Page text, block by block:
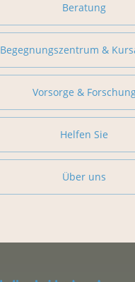
Beratung
Begegnungszentrum &
Vorsorge &
Helfen Sie
Über uns